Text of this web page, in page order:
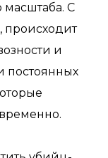
С
происходит
и
постоянных